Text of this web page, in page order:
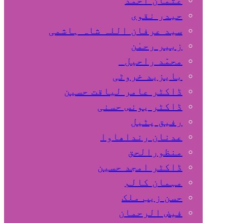
حیدر نقوی
سید عرفان اللہ شاہ ہاشمی
زبیر رحمٰن
محمّد راحیل
بایزید خروٹی
ڈاکٹر عامر لیاقت حسین
ڈاکٹر یونس حسنی
رفیق پٹیل
عدنان رنداھاوا
منظورالحق
ڈاکٹر امجد حسین
مہمان کالم
حسن زیب ملک
فیض الرحمان